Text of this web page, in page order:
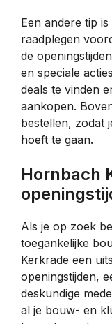
Een andere tip
raadplegen
de
en speciale
deals te vinden
aankopen.
bestellen, zodat
hoeft te gaan.
Hornbach Kerkrade
Als je op zoek
toegankelijke
Kerkrade een
openingstijden,
deskundige
al je bouw- en